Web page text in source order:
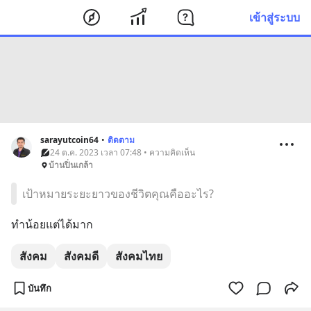
เข้าสู่ระบบ
sarayutcoin64 • ติดตาม
24 ต.ค. 2023 เวลา 07:48 • ความคิดเห็น
บ้านปิ่นเกล้า
เป้าหมายระยะยาวของชีวิตคุณคืออะไร?
ทำน้อยแต่ได้มาก
สังคม สังคมดี สังคมไทย
บันทึก